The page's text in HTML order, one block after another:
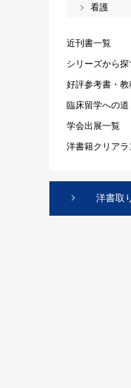
看護
近刊書一覧
シリーズから探
好評参考書・教
臨床留学への
学会出展一覧
洋書籍クリア
洋書取